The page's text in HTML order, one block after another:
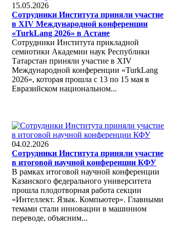
15.05.2026
Сотрудники Института приняли участие
в XIV Международной конференции
«TurkLang 2026» в Астане
Сотрудники Института прикладной
семиотики Академии наук Республики
Татарстан приняли участие в XIV
Международной конференции «TurkLang
2026», которая прошла с 13 по 15 мая в
Евразийском национальном...
04.02.2026
Сотрудники Института приняли участие
в итоговой научной конференции КФУ
В рамках итоговой научной конференции
Казанского федерального университета
прошла плодотворная работа секции
«Интеллект. Язык. Компьютер». Главными
темами стали инновации в машинном
переводе, объясним...